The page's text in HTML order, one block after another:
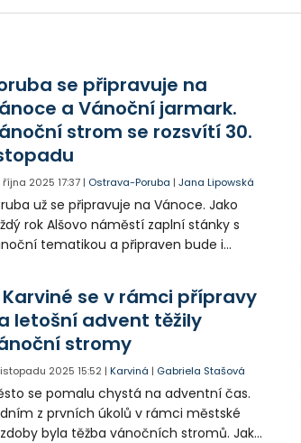
se připravuje na
a Vánoční jarmark.
strom se rozsvítí 30.
října 2025 17:37 | Ostrava-Poruba |Jana Lipowská
už se připravuje na Vánoce. Jako
rok Alšovo náměstí zaplní stánky s
tematikou a připraven bude i
prodávat.
Karviné se v rámci přípravy
letošní advent těžily
stromy
listopadu 2025 15:52 |Karviná | Gabriela Stašová
se pomalu chystá na adventní čas.
z prvních úkolů v rámci městské
byla těžba vánočních stromů. Jak